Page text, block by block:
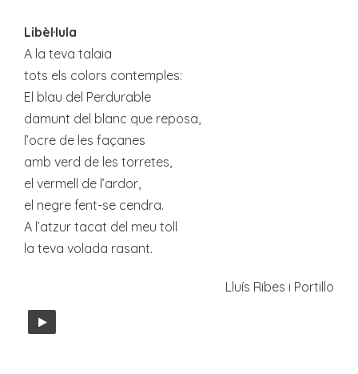
Libèl·lula
A la teva talaia
tots els colors contemples:
El blau del Perdurable
damunt del blanc que reposa,
l’ocre de les façanes
amb verd de les torretes,
el vermell de l’ardor,
el negre fent-se cendra.
A l’atzur tacat del meu toll
la teva volada rasant.
Lluís Ribes i Portillo